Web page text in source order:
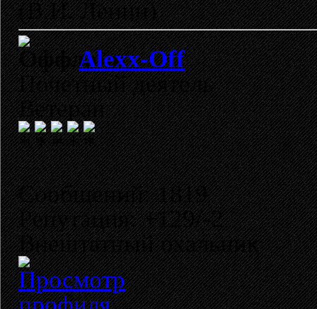
(В.И. Ленин)
Alexx-Off
Почетный деятель
Ветеран
Сообщений: 1819
Репутация: +129/-2
Внештатный охальник